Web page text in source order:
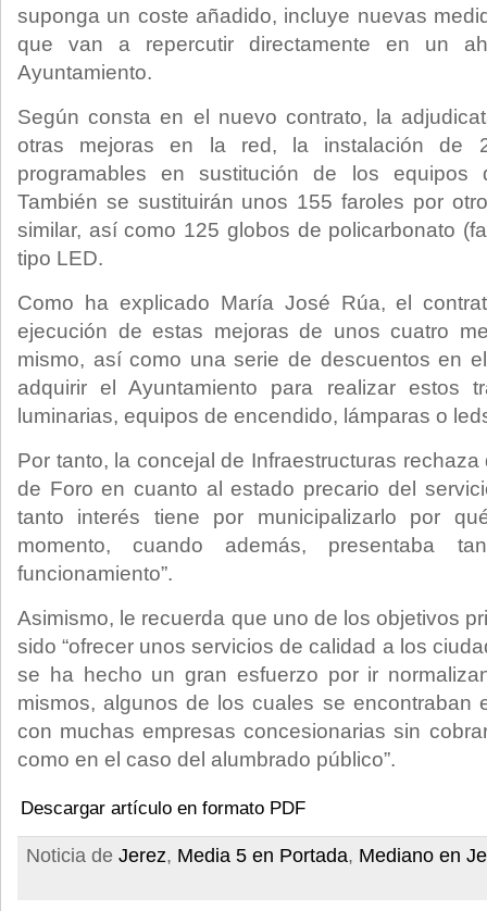
suponga un coste añadido, incluye nuevas
que van a repercutir directamente en un
Ayuntamiento.
Según consta en el nuevo contrato, la
otras mejoras en la red, la instalación de
programables en sustitución de los equipos
También se sustituirán unos 155 faroles por
similar, así como 125 globos de policarbonato
tipo LED.
Como ha explicado María José Rúa, el
ejecución de estas mejoras de unos cuatro
mismo, así como una serie de descuentos en
adquirir el Ayuntamiento para realizar estos
luminarias, equipos de encendido, lámparas o
Por tanto, la concejal de Infraestructuras
de Foro en cuanto al estado precario del
tanto interés tiene por municipalizarlo por
momento, cuando además, presentaba
funcionamiento”.
Asimismo, le recuerda que uno de los objetivos
sido “ofrecer unos servicios de calidad a los
se ha hecho un gran esfuerzo por ir
mismos, algunos de los cuales se encontraban
con muchas empresas concesionarias sin
como en el caso del alumbrado público”.
Descargar artículo en formato PDF
Noticia de Jerez, Media 5 en Portada, Mediano en